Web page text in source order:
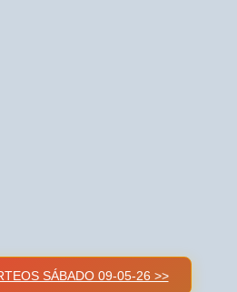
SÁBADO 09-05-26 >>